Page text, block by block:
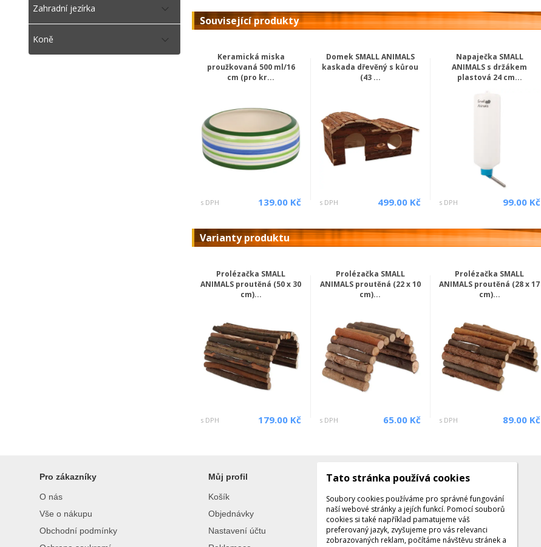
Zahradní jezírka
Koně
Související produkty
Keramická miska
proužkovaná 500 ml/16
cm (pro kr...
s DPH 139.00 Kč
Domek SMALL ANIMALS
kaskada dřevěný s kůrou
(43 ...
s DPH 499.00 Kč
Napaječka SMALL
ANIMALS s držákem
plastová 24 cm...
s DPH 99.00 Kč
Varianty produktu
Prolézačka SMALL
ANIMALS proutěná (50 x 30
cm)...
s DPH 179.00 Kč
Prolézačka SMALL
ANIMALS proutěná (22 x 10
cm)...
s DPH 65.00 Kč
Prolézačka SMALL
ANIMALS proutěná (28 x 17
cm)...
s DPH 89.00 Kč
Pro zákazníky
O nás
Vše o nákupu
Obchodní podmínky
Můj profil
Košík
Objednávky
Nastavení účtu
Kontakty
Kontaktujte nás
Tel.: +420 608 141 224
Po - Pá: 9:00 - 16:00
Tato stránka používá cookies
Soubory cookies používáme pro správné fungování
naší webové stránky a jejích funkcí. Pomocí souborů
cookies si také například pamatujeme váš
preferovaný jazyk, zvyšujeme pro vás relevanci
zobrazovaných reklam, počítáme návštěvu stránek a